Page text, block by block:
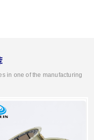
in one of the manufacturing